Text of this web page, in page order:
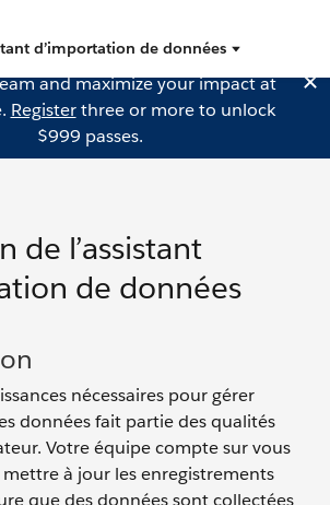
d’importation de données
and maximize your impact at
Registerthree or more to unlock
$999 passes.
de l’assistant
de données
nécessaires pour gérer
données fait partie des qualités
Votre équipe compte sur vous
à jour les enregistrements
que des données sont collectées